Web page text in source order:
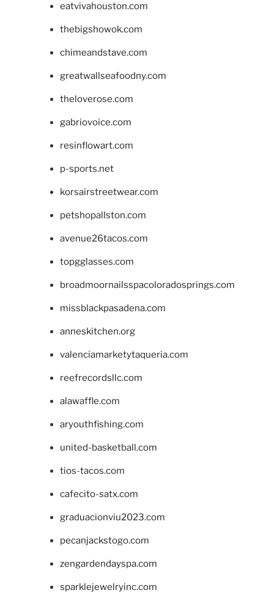
eatvivahouston.com
thebigshowok.com
chimeandstave.com
greatwallseafoodny.com
theloverose.com
gabriovoice.com
resinflowart.com
p-sports.net
korsairstreetwear.com
petshopallston.com
avenue26tacos.com
topgglasses.com
broadmoornailsspacoloradosprings.com
missblackpasadena.com
anneskitchen.org
valenciamarketytaqueria.com
reefrecordsllc.com
alawaffle.com
aryouthfishing.com
united-basketball.com
tios-tacos.com
cafecito-satx.com
graduacionviu2023.com
pecanjackstogo.com
zengardendayspa.com
sparklejewelryinc.com